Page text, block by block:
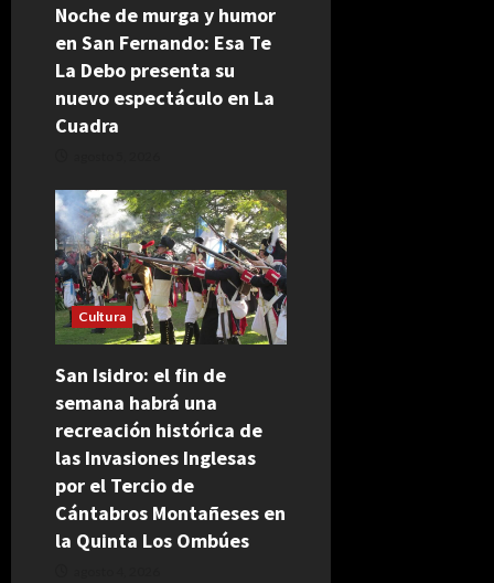
Noche de murga y humor
en San Fernando: Esa Te
La Debo presenta su
nuevo espectáculo en La
Cuadra
Cultura
San Isidro: el fin de
semana habrá una
recreación histórica de
las Invasiones Inglesas
por el Tercio de
Cántabros Montañeses en
la Quinta Los Ombúes